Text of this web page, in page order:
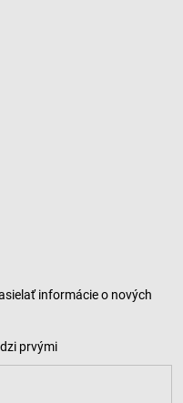
informácie o nových